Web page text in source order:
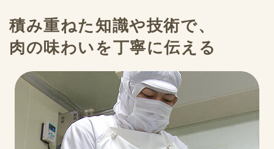
積み重ねた知識や技術で、
肉の味わいを丁寧に伝える